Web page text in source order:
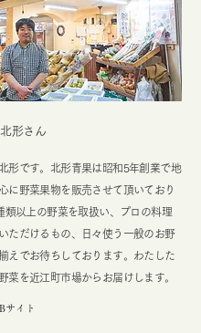
形さん
形です。北形青果は昭和5年創業で地
に野菜果物を販売させて頂いており
類以上の野菜を取扱い、プロの料理
ただけるもの、日々使う一般のお野
えでお待ちしております。わたした
菜を近江町市場からお届けします。
サイト